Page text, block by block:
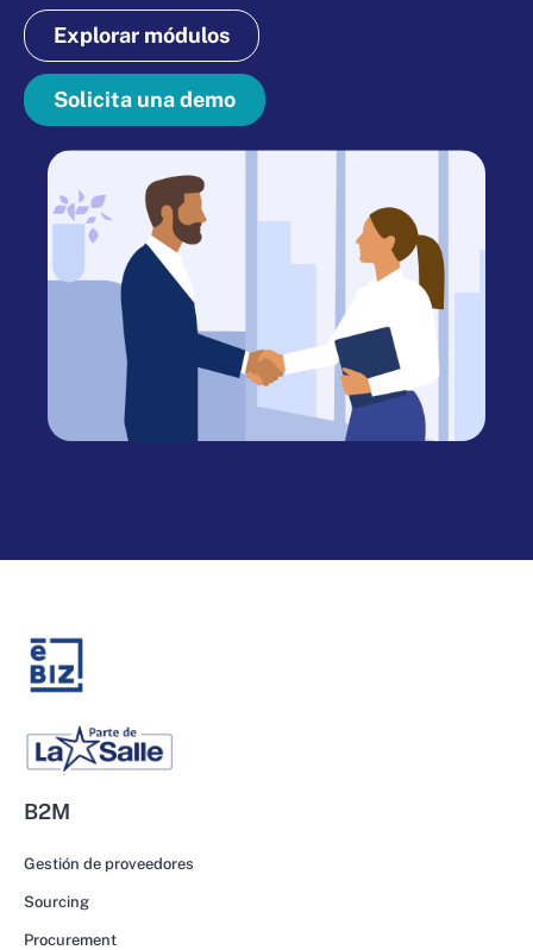
Explorar módulos
Solicita una demo
B2M
Gestión de proveedores
Sourcing
Procurement